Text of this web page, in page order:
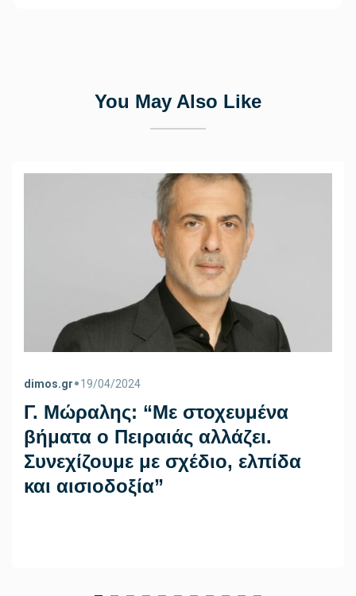
You May Also Like
dimos.gr•19/04/2024
Γ. Μώραλης: “Με στοχευμένα
βήματα ο Πειραιάς αλλάζει.
Συνεχίζουμε με σχέδιο, ελπίδα
και αισιοδοξία”